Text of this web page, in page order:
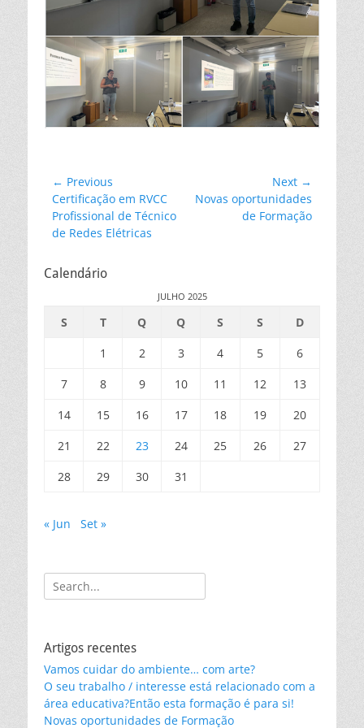
Navegação
de
artigos
← Previous
Previous
post:
Certificação em RVCC
Profissional de Técnico
de Redes Elétricas
Next →
Next
Novas oportunidades
de Formação
Calendário
JULHO 2025
S T Q Q S S
D
1
2 3 4 5
6
7
8 9 10 11 12
13
14
15 16 17 18 19
20
21
22 23 24 25 26
27
28
29 30 31
« Jun Set »
Search
for:
Artigos recentes
Vamos cuidar do ambiente… com arte?
O seu trabalho / interesse está relacionado com a
área educativa?Então esta formação é para si!
Novas oportunidades de Formação